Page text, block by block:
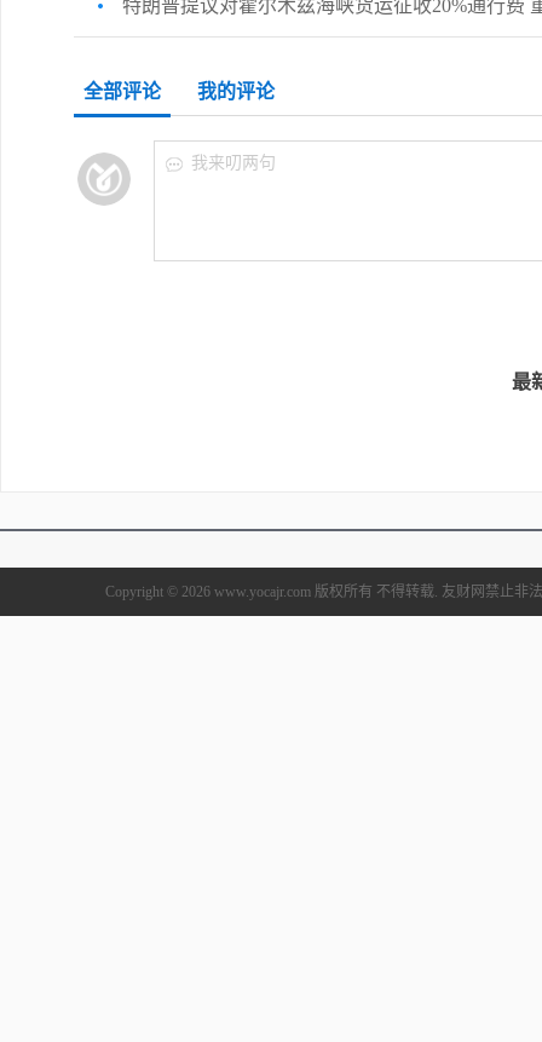
特朗普提议对霍尔木兹海峡货运征收20%通行费
全部评论 我的评论
我来叨两句
最
Copyright © 2026 www.yocajr.com 版权所有 不得转载. 友财网禁止非